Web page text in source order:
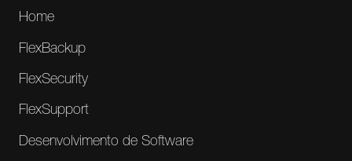
Home
FlexBackup
FlexSecurity
FlexSupport
Desenvolvimento de Software